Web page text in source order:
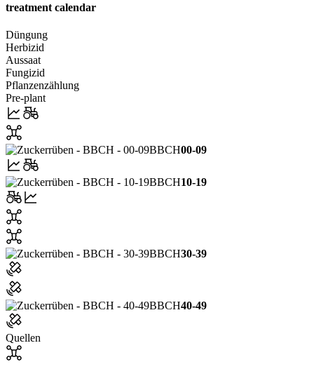
treatment calendar
Düngung
Herbizid
Aussaat
Fungizid
Pflanzenzählung
Pre-plant
BBCH00-09
BBCH10-19
BBCH30-39
BBCH40-49
Quellen